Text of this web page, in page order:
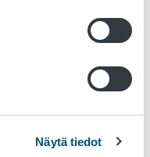
Näytä tiedot